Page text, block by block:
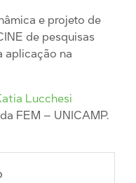
e projeto de
de pesquisas
aplicação na
Lucchesi
FEM – UNICAMP.